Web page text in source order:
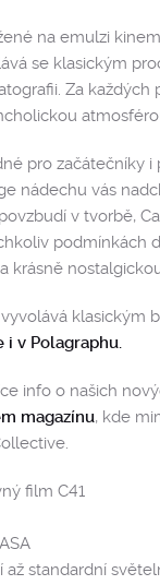
na emulzi
se klasickým
Za
pro začátečníky
nádechu vás
v tvorbě,
podmínkách
krásně
klasickým
i v Polagraphu.
info o našich
magazínu, kde
film C41
standardní